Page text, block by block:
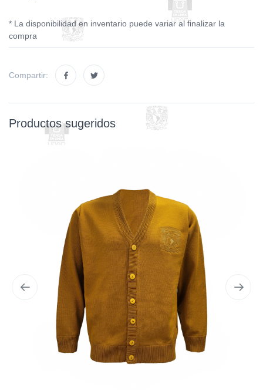
* La disponibilidad en inventario puede variar al finalizar la
compra
Compartir:
Productos sugeridos